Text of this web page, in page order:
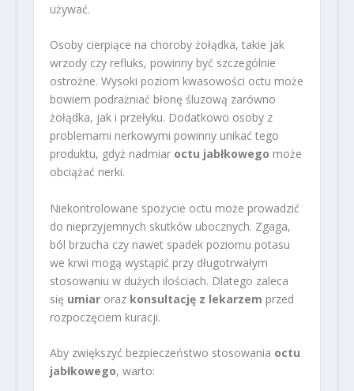
używać.
Osoby cierpiące na choroby żołądka, takie jak
wrzody czy refluks, powinny być szczególnie
ostrożne. Wysoki poziom kwasowości octu może
bowiem podrażniać błonę śluzową zarówno
żołądka, jak i przełyku. Dodatkowo osoby z
problemami nerkowymi powinny unikać tego
produktu, gdyż nadmiar octu jabłkowego może
obciążać nerki.
Niekontrolowane spożycie octu może prowadzić
do nieprzyjemnych skutków ubocznych. Zgaga,
ból brzucha czy nawet spadek poziomu potasu
we krwi mogą wystąpić przy długotrwałym
stosowaniu w dużych ilościach. Dlatego zaleca
się umiaroraz konsultację z lekarzem przed
rozpoczęciem kuracji.
Aby zwiększyć bezpieczeństwo stosowania octu
jabłkowego, warto: